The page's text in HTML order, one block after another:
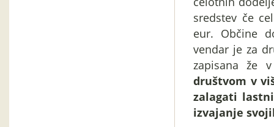
sredstev če
eur. Občine
vendar je za
zapisana že
društvom v
zalagati
izvajanje